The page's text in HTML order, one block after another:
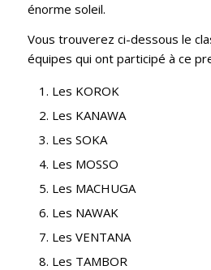
énorme soleil.
Vous trouverez ci-dessous le
équipes qui ont participé à ce
Les KOROK
Les KANAWA
Les SOKA
Les MOSSO
Les MACHUGA
Les NAWAK
Les VENTANA
Les TAMBOR